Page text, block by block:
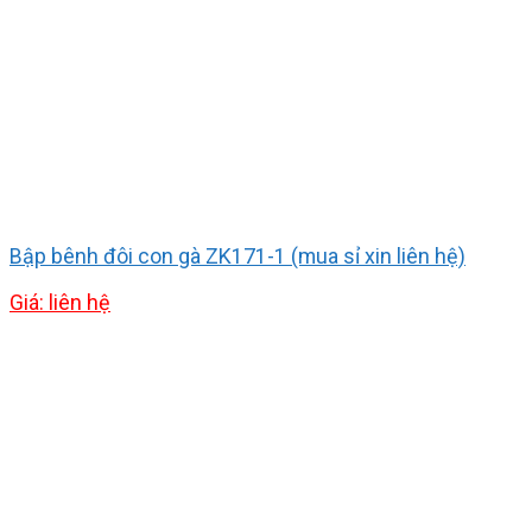
Bập bênh đôi con gà ZK171-1 (mua sỉ xin liên hệ)
Giá: liên hệ